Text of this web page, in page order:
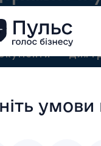
контролю за
Для
Державний
нагляд